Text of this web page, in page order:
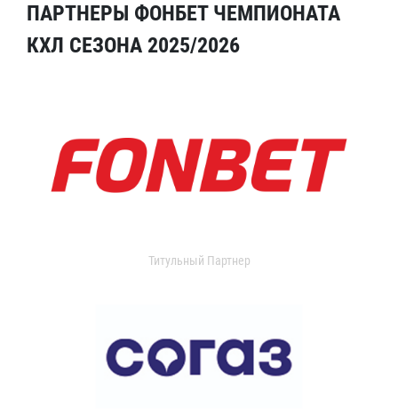
ПАРТНЕРЫ ФОНБЕТ ЧЕМПИОНАТА
КХЛ СЕЗОНА 2025/2026
Титульный Партнер